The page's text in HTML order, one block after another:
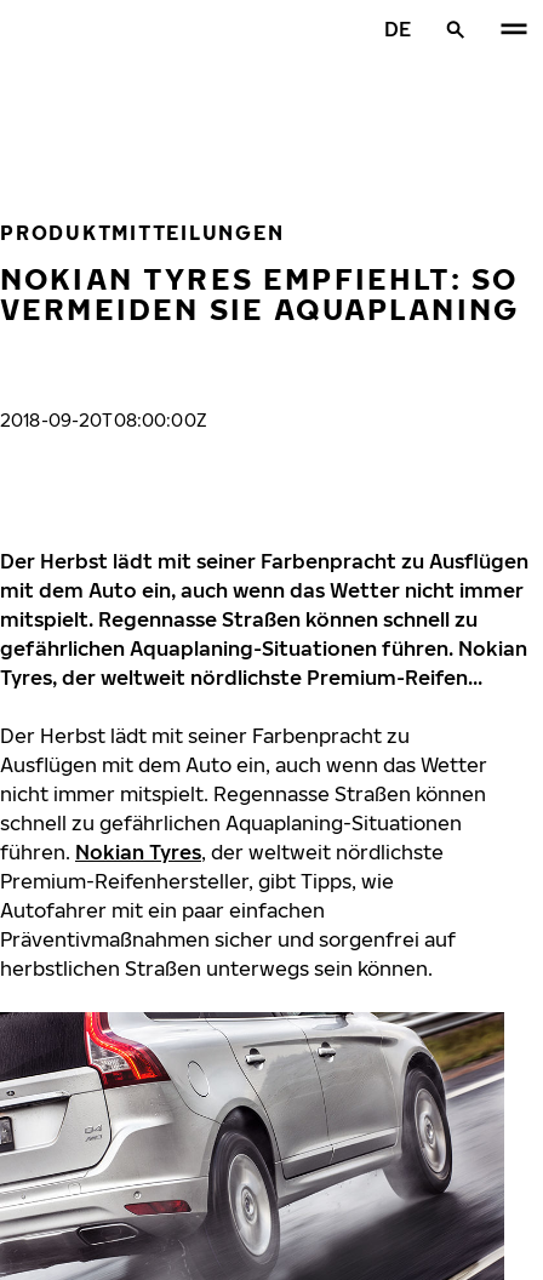
DE
PRODUKTMITTEILUNGEN
NOKIAN TYRES EMPFIEHLT: SO
VERMEIDEN SIE AQUAPLANING
2018-09-20T08:00:00Z
Der Herbst lädt mit seiner Farbenpracht zu Ausflügen
mit dem Auto ein, auch wenn das Wetter nicht immer
mitspielt. Regennasse Straßen können schnell zu
gefährlichen Aquaplaning-Situationen führen. Nokian
Tyres, der weltweit nördlichste Premium-Reifen...
Der Herbst lädt mit seiner Farbenpracht zu
Ausflügen mit dem Auto ein, auch wenn das Wetter
nicht immer mitspielt. Regennasse Straßen können
schnell zu gefährlichen Aquaplaning-Situationen
führen. Nokian Tyres, der weltweit nördlichste
Premium-Reifenhersteller, gibt Tipps, wie
Autofahrer mit ein paar einfachen
Präventivmaßnahmen sicher und sorgenfrei auf
herbstlichen Straßen unterwegs sein können.